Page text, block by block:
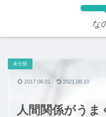
な
人間関係がう
未分類
2017.06.01 2021.08.10